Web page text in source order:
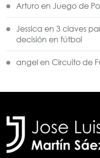
Arturo en Juego de
Jessica en3 claves
decisión en fútbol
angel en Circuito de